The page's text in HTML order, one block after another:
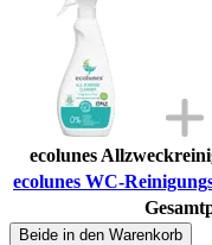
ecolunes
ecolunes WC-
Beide in den Warenkorb